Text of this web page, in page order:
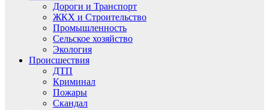
Дороги и Транспорт
ЖКХ и Строительство
Промышленность
Сельское хозяйство
Экология
Происшествия
ДТП
Криминал
Пожары
Скандал